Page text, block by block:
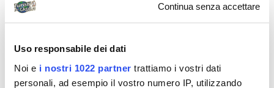
Continua senza accettare
Uso responsabile dei dati
Noi e i nostri 1022 partner trattiamo i vostri dati
personali, ad esempio il vostro numero IP, utilizzando
Destinazioni